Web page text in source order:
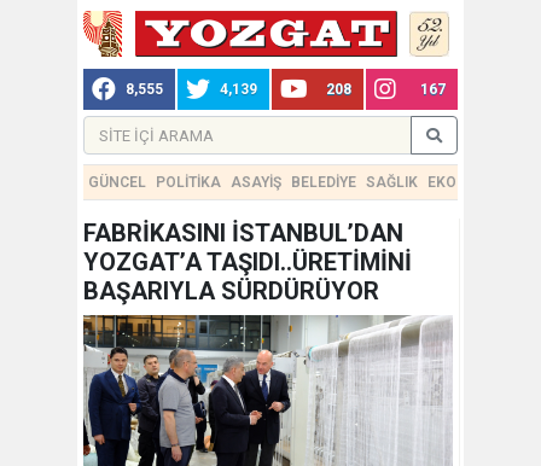
8,555 4,139 208 167
GÜNCEL POLİTİKA ASAYİŞ BELEDİYE SAĞLIK EKONOMİ
FABRİKASINI İSTANBUL’DAN
YOZGAT’A TAŞIDI..ÜRETİMİNİ
BAŞARIYLA SÜRDÜRÜYOR